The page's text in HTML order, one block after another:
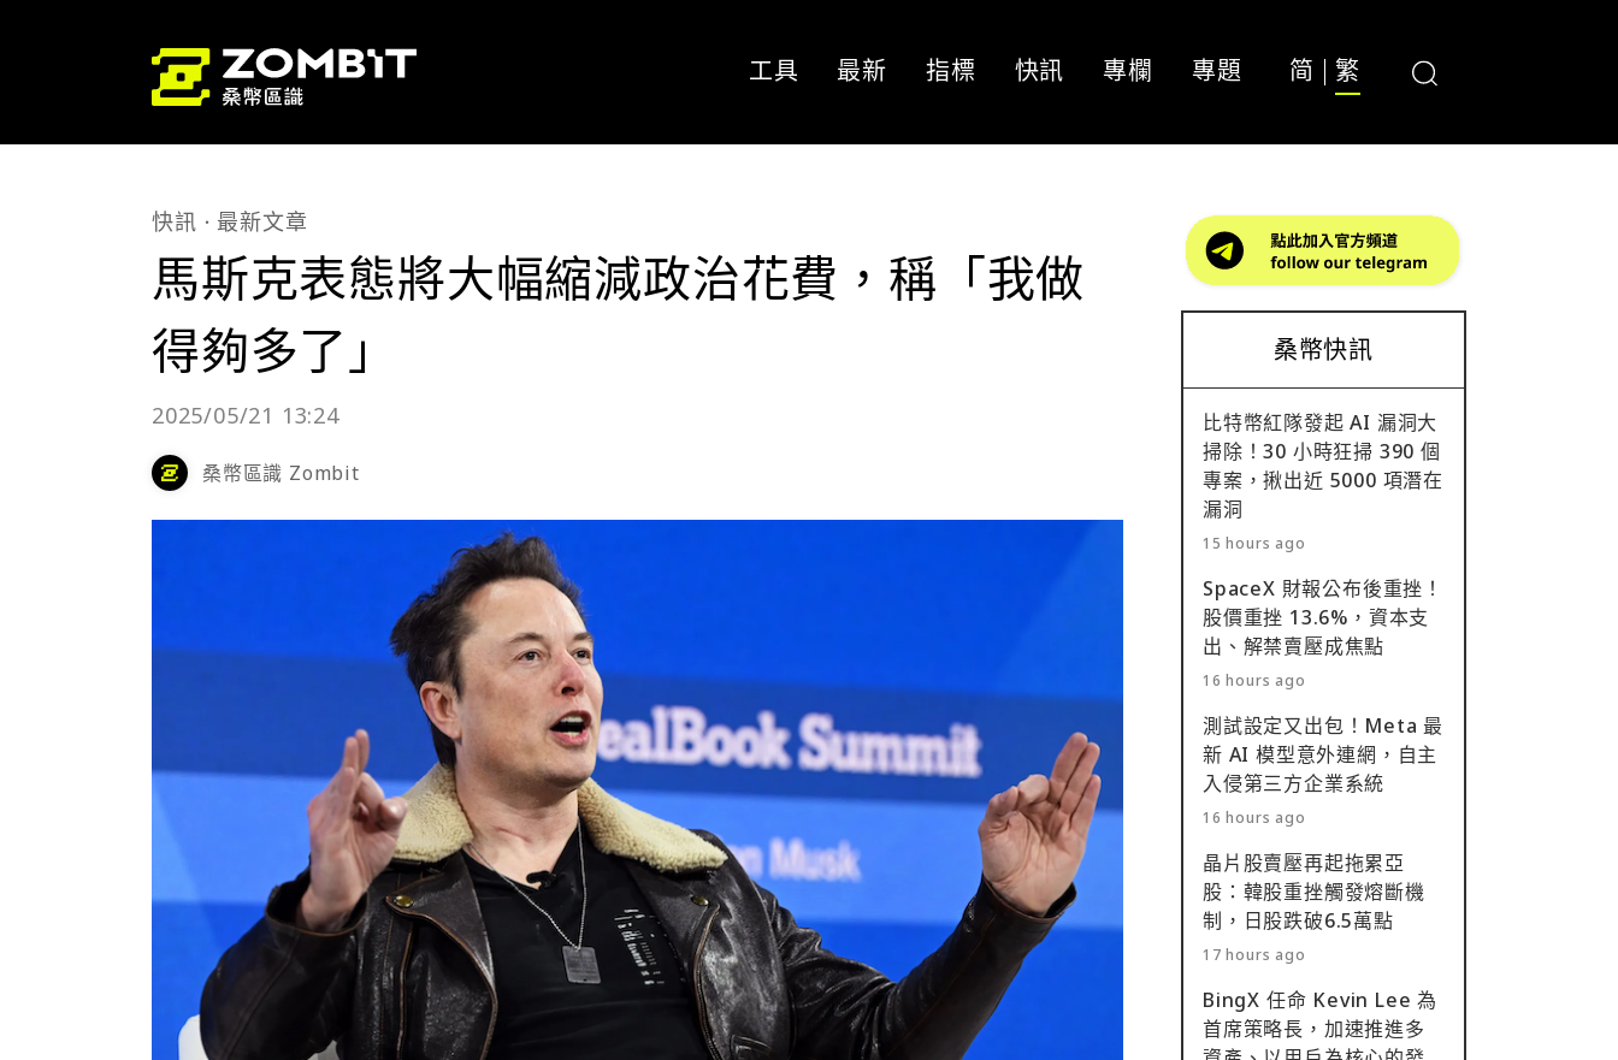
工具 最新 指標 快訊 專欄 專題 简 繁
快訊 最新文章
馬斯克表態將大幅縮減政治花費，稱「我做
得夠多了」
2025/05/21 13:24
桑幣區識 Zombit
桑幣快訊
比特幣紅隊發起 AI 漏洞大
掃除！30 小時狂掃 390 個
專案，揪出近 5000 項潛在
漏洞
15 hours ago
SpaceX 財報公布後重挫！
股價重挫 13.6%，資本支
出、解禁賣壓成焦點
16 hours ago
測試設定又出包！Meta 最
新 AI 模型意外連網，自主
入侵第三方企業系統
16 hours ago
晶片股賣壓再起拖累亞
股：韓股重挫觸發熔斷機
制，日股跌破6.5萬點
17 hours ago
BingX 任命 Kevin Lee 為
首席策略長，加速推進多